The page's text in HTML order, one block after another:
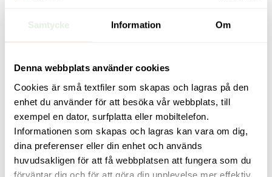
Samtycke Information Om
Denna webbplats använder cookies
Cookies är små textfiler som skapas och lagras på den
enhet du använder för att besöka vår webbplats, till
exempel en dator, surfplatta eller mobiltelefon.
Informationen som skapas och lagras kan vara om dig,
dina preferenser eller din enhet och används
huvudsakligen för att få webbplatsen att fungera som du
förväntar dig och för att göra din upplevelse mer effektiv.
Inga inlägg hittades.
Genvägar
För dig som
hyresgäst
Vill bli hyresgäst
Kontakt
info@wahlinfastigheter.se
Anderstorpsvägen 4,
171 51 Solna